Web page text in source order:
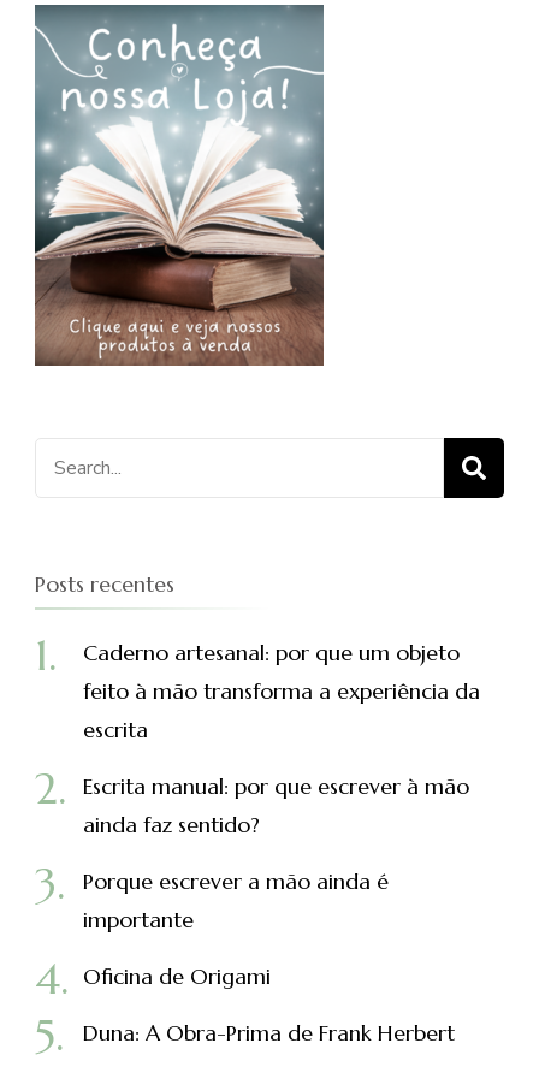
Procurar
por:
Posts recentes
Caderno artesanal: por que um objeto
feito à mão transforma a experiência da
escrita
Escrita manual: por que escrever à mão
ainda faz sentido?
Porque escrever a mão ainda é
importante
Oficina de Origami
Duna: A Obra-Prima de Frank Herbert